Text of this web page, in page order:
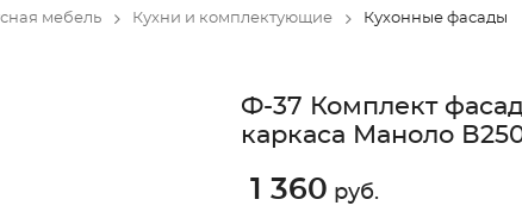
мебель Кухни и комплектующие Кухонные фасады
Ф-37 Комплект
каркаса Маноло
1 360 руб.